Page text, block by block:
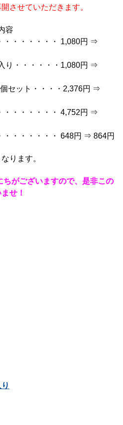
させていただきます。
容
・・・・・・・ 1,080円 ⇒
り・・・・・・1,080円 ⇒
セット・・・・2,376円 ⇒
・・・・・・・ 4,752円 ⇒
・・・・・・・ 648円 ⇒ 864円
ります。
がございますので、是非この
せ！